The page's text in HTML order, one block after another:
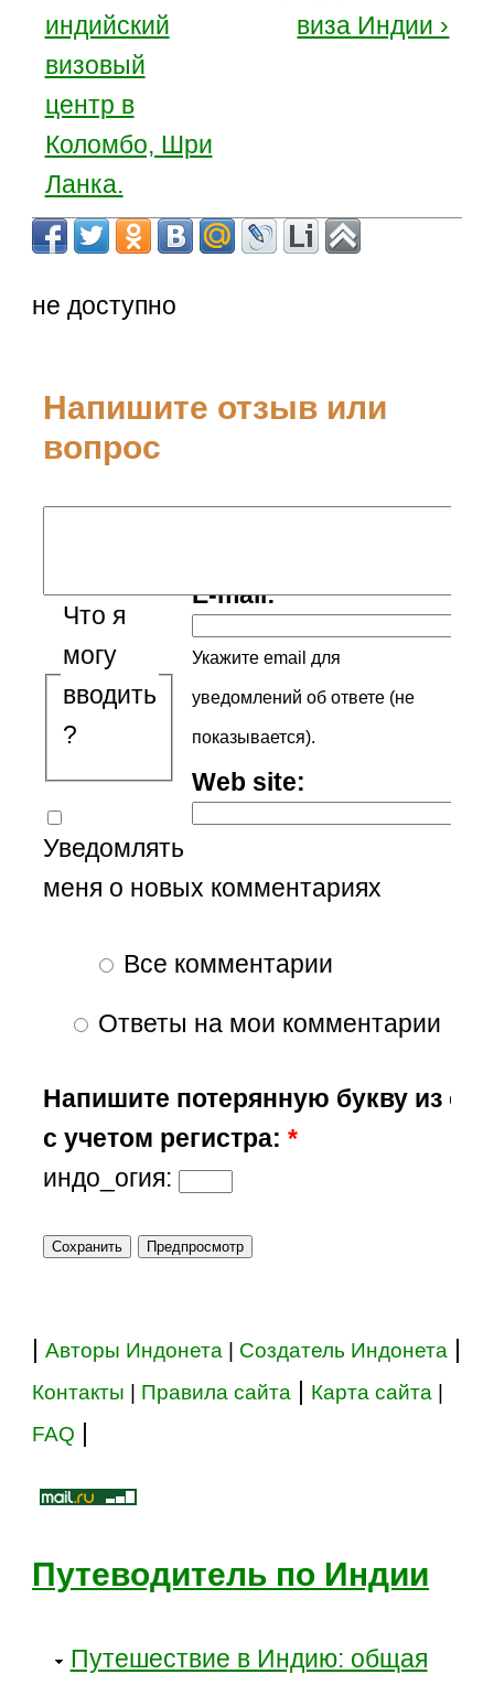
индийский
визовый
центр в
Коломбо, Шри
Ланка.
виза Индии ›
не доступно
Напишите отзыв или
вопрос
E-mail:
Укажите email для
уведомлений об ответе (не
показывается).
Web site:
Что я
могу
вводить
?
Уведомлять
меня о новых комментариях
Все комментарии
Ответы на мои комментарии
Напишите потерянную букву из
с учетом регистра:*
индо_огия:
|Авторы Индонета Создатель Индонета
Контакты Правила сайта Карта сайта
FAQ
Путеводитель по Индии
Путешествие в Индию: общая